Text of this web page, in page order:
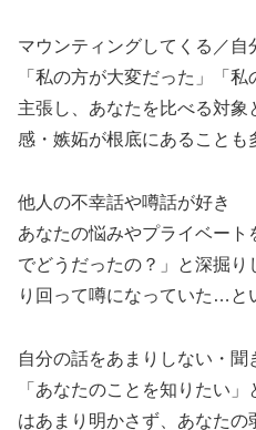
マウンティングしてくる／自
「私の方が大変だった」「
主張し、あなたを比べる対
感・嫉妬が根底にあることも
他人の不幸話や噂話が好き
あなたの悩みやプライベー
でどうだったの？」と深掘り
り回って噂になっていた…と
自分の話をあまりしない・聞
「あなたのことを知りたい
はあまり明かさず、あなたの